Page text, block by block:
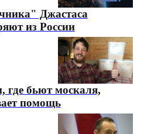
Джастаса
из России
где бьют москаля,
помощь